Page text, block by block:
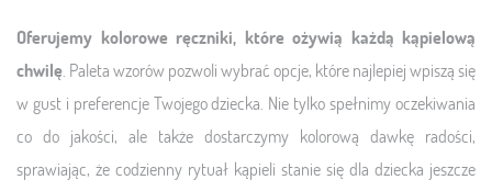
Oferujemy kolorowe ręczniki, które ożywią każdą kąpielową
chwilę . Paleta wzorów pozwoli wybrać opcje, które najlepiej wpiszą się
w gust i preferencje Twojego dziecka. Nie tylko spełnimy oczekiwania
co do jakości, ale także dostarczymy kolorową dawkę radości,
sprawiając, że codzienny rytuał kąpieli stanie się dla dziecka jeszcze